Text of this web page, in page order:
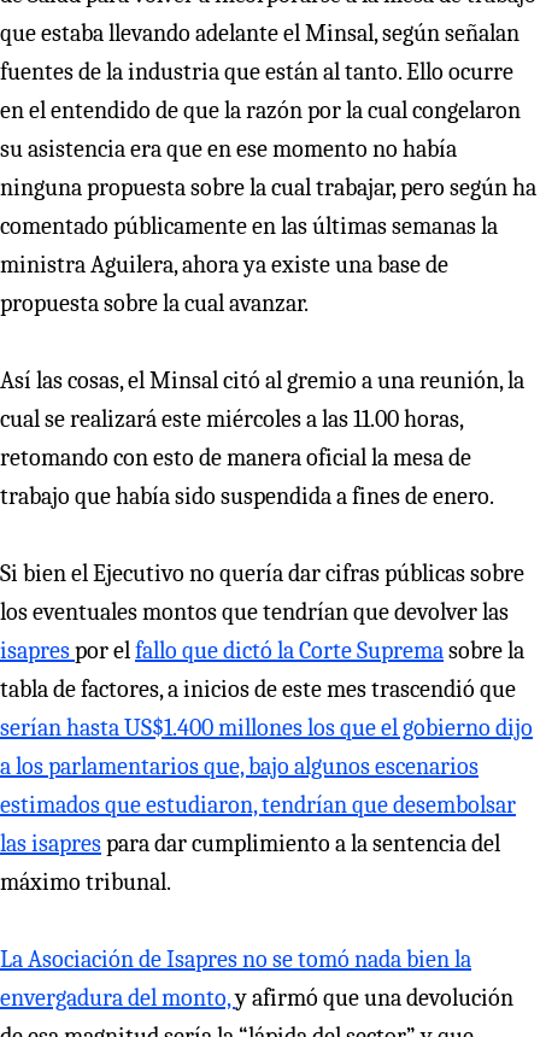
que estaba llevando adelante el Minsal, según señalan
fuentes de la industria que están al tanto. Ello ocurre
en el entendido de que la razón por la cual congelaron
su asistencia era que en ese momento no había
ninguna propuesta sobre la cual trabajar, pero según ha
comentado públicamente en las últimas semanas la
ministra Aguilera, ahora ya existe una base de
propuesta sobre la cual avanzar.
Así las cosas, el Minsal citó al gremio a una reunión, la
cual se realizará este miércoles a las 11.00 horas,
retomando con esto de manera oficial la mesa de
trabajo que había sido suspendida a fines de enero.
Si bien el Ejecutivo no quería dar cifras públicas sobre
los eventuales montos que tendrían que devolver las
isaprespor elfallo que dictó la Corte Supremasobre la
tabla de factores, a inicios de este mes trascendió que
serían hasta US$1.400 millones los que el gobierno dijo
a los parlamentarios que, bajo algunos escenarios
estimados que estudiaron, tendrían que desembolsar
las isaprespara dar cumplimiento a la sentencia del
máximo tribunal.
La Asociación de Isapres no se tomó nada bien la
envergadura del monto,y afirmó que una devolución